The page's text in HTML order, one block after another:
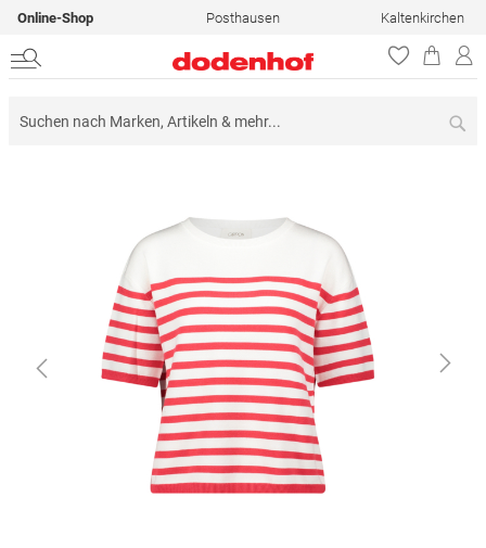
Online-Shop Posthausen Kaltenkirchen